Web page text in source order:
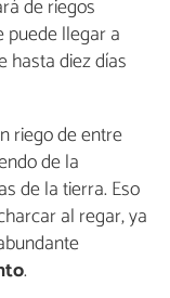
de riegos
puede llegar a
hasta diez días
riego de entre
de la
de la tierra. Eso
al regar, ya
.